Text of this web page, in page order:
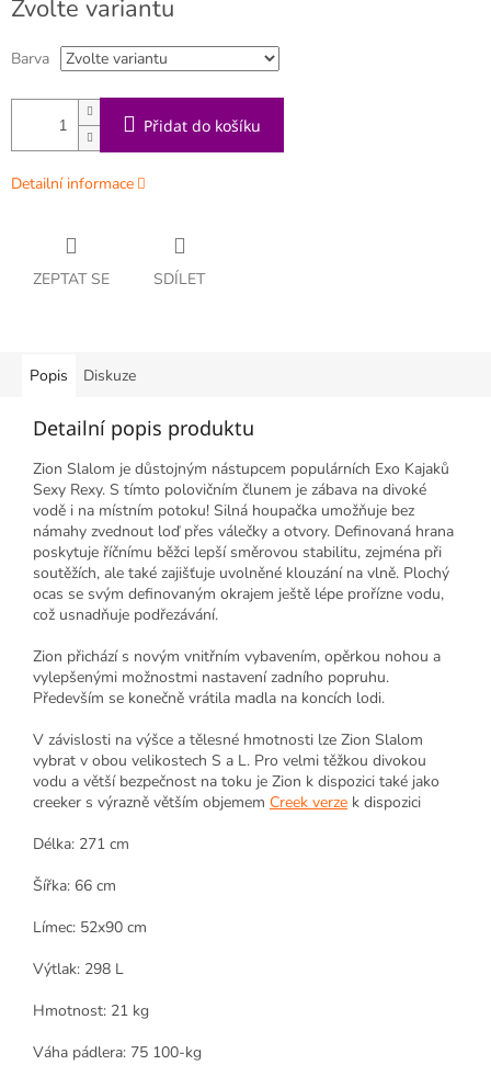
cena:
Zvolte variantu
Barva
Přidat do košíku
Detailní informace
ZEPTAT SE SDÍLET
Popis Diskuze
Detailní popis produktu
Zion Slalom je důstojným nástupcem populárních Exo Kajaků
Sexy Rexy. S tímto polovičním člunem je zábava na divoké
vodě i na místním potoku! Silná houpačka umožňuje bez
námahy zvednout loď přes válečky a otvory. Definovaná hrana
poskytuje říčnímu běžci lepší směrovou stabilitu, zejména při
soutěžích, ale také zajišťuje uvolněné klouzání na vlně. Plochý
ocas se svým definovaným okrajem ještě lépe prořízne vodu,
což usnadňuje podřezávání.
Zion přichází s novým vnitřním vybavením, opěrkou nohou a
vylepšenými možnostmi nastavení zadního popruhu.
Především se konečně vrátila madla na koncích lodi.
V závislosti na výšce a tělesné hmotnosti lze Zion Slalom
vybrat v obou velikostech S a L. Pro velmi těžkou divokou
vodu a větší bezpečnost na toku je Zion k dispozici také jako
creeker s výrazně větším objemem Creek verze k dispozici
Délka: 271 cm
Šířka: 66 cm
Límec: 52x90 cm
Výtlak: 298 L
Hmotnost: 21 kg
Váha pádlera: 75 100-kg